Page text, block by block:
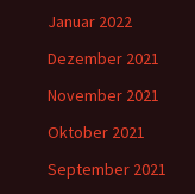
Januar 2022
Dezember 2021
November 2021
Oktober 2021
September 2021